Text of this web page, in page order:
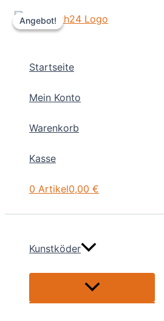
Zum
Inhalt
Startseite
Mein Konto
Warenkorb
Kasse
0 Artikel0,00 €
Kunstköder
Menü
Angebot!
Angebot!